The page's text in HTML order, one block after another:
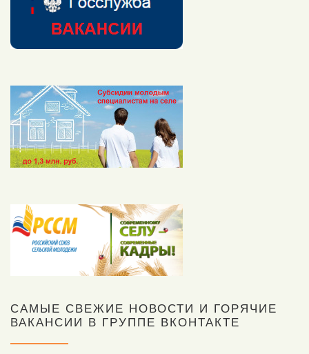
САМЫЕ СВЕЖИЕ НОВОСТИ И ГОРЯЧИЕ
ВАКАНСИИ В ГРУППЕ ВКОНТАКТЕ